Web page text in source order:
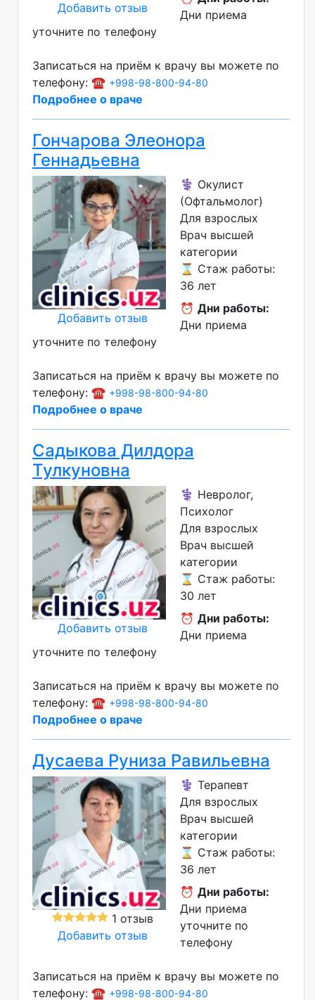
Добавить отзыв
Дни приема
уточните по телефону
Записаться на приём к врачу вы можете по
телефону: ☎️ +998-98-800-94-80
Подробнее о враче
Гончарова Элеонора
Геннадьевна
Добавить отзыв
⚕️ Окулист
(Офтальмолог)
Для взрослых
Врач высшей
категории
⌛ Стаж работы:
36 лет
⏰ Дни работы:
Дни приема
уточните по телефону
Записаться на приём к врачу вы можете по
телефону: ☎️ +998-98-800-94-80
Подробнее о враче
Садыкова Дилдора
Тулкуновна
Добавить отзыв
⚕️ Невролог,
Психолог
Для взрослых
Врач высшей
категории
⌛ Стаж работы:
30 лет
⏰ Дни работы:
Дни приема
уточните по телефону
Записаться на приём к врачу вы можете по
телефону: ☎️ +998-98-800-94-80
Подробнее о враче
Дусаева Руниза Равильевна
1 отзыв
Добавить отзыв
⚕️ Терапевт
Для взрослых
Врач высшей
категории
⌛ Стаж работы:
36 лет
⏰ Дни работы:
Дни приема
уточните по
телефону
Записаться на приём к врачу вы можете по
телефону: ☎️ +998-98-800-94-80